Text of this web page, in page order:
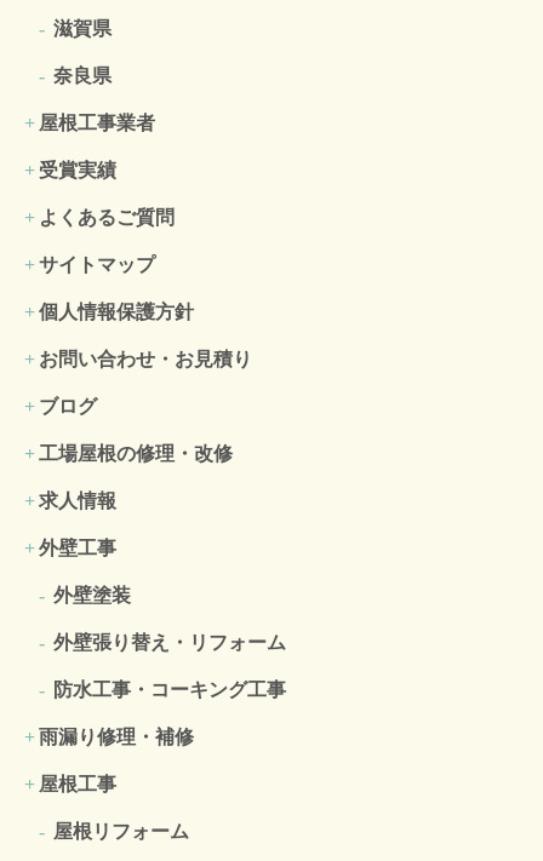
滋賀県
奈良県
屋根工事業者
受賞実績
よくあるご質問
サイトマップ
個人情報保護方針
お問い合わせ・お見積り
ブログ
工場屋根の修理・改修
求人情報
外壁工事
外壁塗装
外壁張り替え・リフォーム
防水工事・コーキング工事
雨漏り修理・補修
屋根工事
屋根リフォーム